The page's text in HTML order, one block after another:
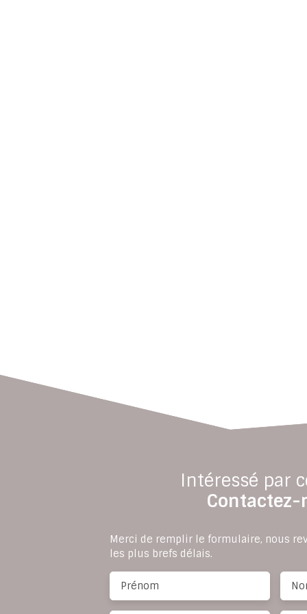
Intéressé par
Contactez-
Merci de remplir le formulaire, nous
les plus brefs délais.
Prénom